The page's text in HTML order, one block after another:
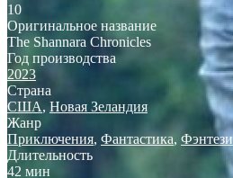
10
Оригинальное название
The Shannara Chronicles
Год производства
2023
Страна
США, Новая Зеландия
Жанр
Приключения, Фантастика, Фэнтези
Длительность
42 мин